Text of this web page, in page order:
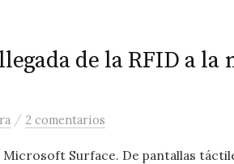
de la RFID a la
/ 2 comentarios
Microsoft Surface. De pantallas